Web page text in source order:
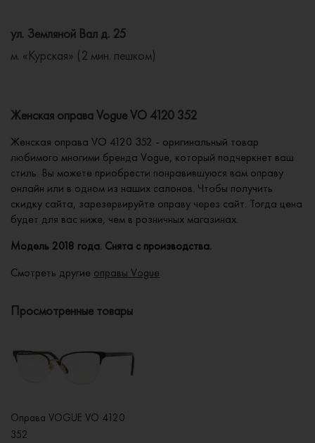
ул. Земляной Вал д. 25
м. «Курская» (2 мин. пешком)
Женская оправа Vogue VO 4120 352
Женская оправа VO 4120 352 - оригинальный товар
любимого многими бренда Vogue, который подчеркнет ваш
стиль. Вы можете приобрести понравившуюся вам оправу
онлайн или в одном из наших салонов. Чтобы получить
скидку сайта, зарезервируйте оправу через сайт. Тогда цена
будет для вас ниже, чем в розничных магазинах.
Модель 2018 года. Снята с производства.
Смотреть другие оправы Vogue
Просмотренные товары
Оправа VOGUE VO 4120
352